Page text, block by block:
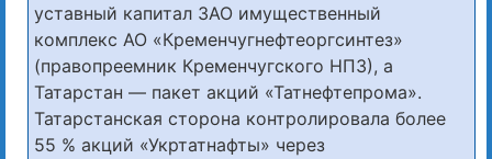
уставный капитал ЗАО имущественный
комплекс АО «Кременчугнефтеоргсинтез»
(правопреемник Кременчугского НПЗ), а
Татарстан — пакет акций «Татнефтепрома».
Татарстанская сторона контролировала более
55 % акций «Укртатнафты» через